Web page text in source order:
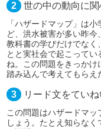
2 世の中の動向に
「ハザードマップ」は
ど、洪水被害が多い昨今
教科書の学びだけでなく
とと実社会で起こって
ね。この問題をきっかけ
踏み込んで考えてもらえ
3 リード文をてい
この問題はハザードマ
しょう。たとえ知らな